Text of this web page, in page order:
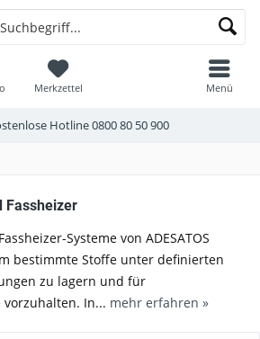
Hotline0800 80 50 900
Merkzettel Menü
Fassheizer
Systeme von ADESATOS
bestimmte Stoffe unter definierten
zu lagern und für
vorzuhalten. In... mehr erfahren »